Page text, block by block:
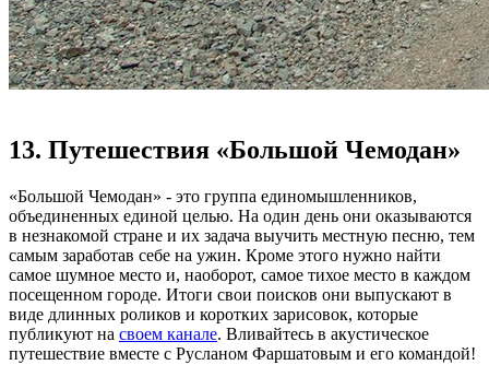
13. Путешествия «Большой Чемодан»
«Большой Чемодан» - это группа единомышленников,
объединенных единой целью. На один день они оказываются
в незнакомой стране и их задача выучить местную песню, тем
самым заработав себе на ужин. Кроме этого нужно найти
самое шумное место и, наоборот, самое тихое место в каждом
посещенном городе. Итоги свои поисков они выпускают в
виде длинных роликов и коротких зарисовок, которые
публикуют на своем канале. Вливайтесь в акустическое
путешествие вместе с Русланом Фаршатовым и его командой!